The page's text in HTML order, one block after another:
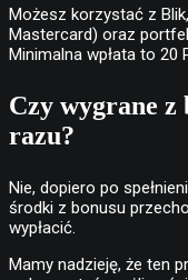
Możesz korzystać z
Mastercard) oraz
Minimalna wpłata to 20
Czy wygrane z
razu?
Nie, dopiero po
środki z bonusu
wypłacić.
Mamy nadzieję, że ten